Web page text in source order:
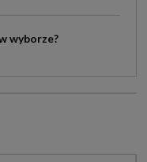
wyborze?